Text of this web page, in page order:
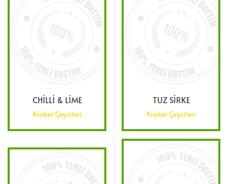
CHILLI & LIME
Kraker Çeşnileri
TUZ SIRKE
Kraker Çeşnileri